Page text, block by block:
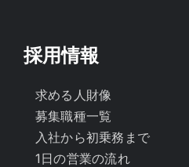
採用情報
求める人財像
募集職種一覧
入社から初乗務まで
1日の営業の流れ